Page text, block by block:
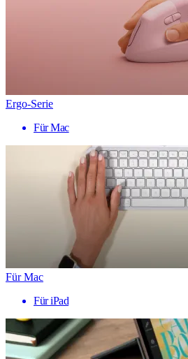
Ergo-Serie
Für Mac
Für Mac
Für iPad